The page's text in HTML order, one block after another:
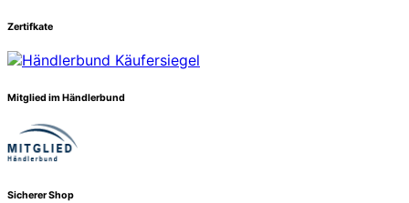
Zertifkate
Mitglied im Händlerbund
Sicherer Shop